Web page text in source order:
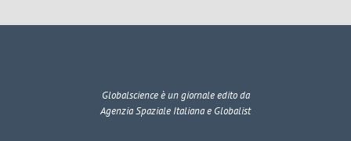
Globalscienceè un giornale edito da
Agenzia Spaziale Italiana e Globalist